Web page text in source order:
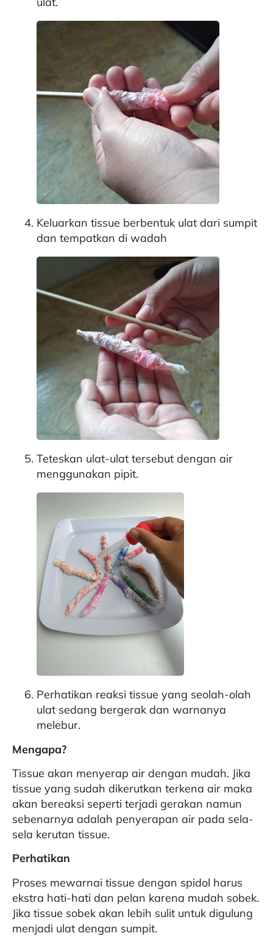
Keluarkan tissue berbentuk ulat dari sumpit
dan tempatkan di wadah
Teteskan ulat-ulat tersebut dengan air
menggunakan pipit.
Perhatikan reaksi tissue yang seolah-olah
ulat sedang bergerak dan warnanya
melebur.
Mengapa?
Tissue akan menyerap air dengan mudah. Jika
tissue yang sudah dikerutkan terkena air maka
akan bereaksi seperti terjadi gerakan namun
sebenarnya adalah penyerapan air pada sela-
sela kerutan tissue.
Perhatikan
Proses mewarnai tissue dengan spidol harus
ekstra hati-hati dan pelan karena mudah sobek.
Jika tissue sobek akan lebih sulit untuk digulung
menjadi ulat dengan sumpit.